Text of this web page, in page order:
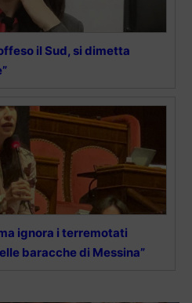
il Sud, si dimetta
ignora i terremotati
baracche di Messina”